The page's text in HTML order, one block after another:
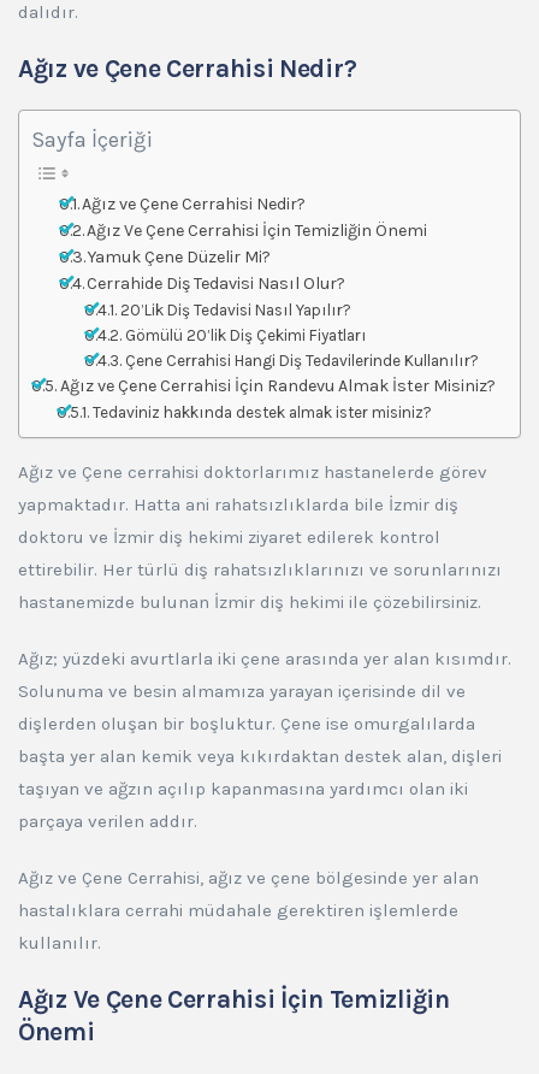
dalıdır.
Ağız ve Çene Cerrahisi Nedir?
Sayfa İçeriği
Ağız ve Çene Cerrahisi Nedir?
Ağız Ve Çene Cerrahisi İçin Temizliğin Önemi
Yamuk Çene Düzelir Mi?
Cerrahide Diş Tedavisi Nasıl Olur?
20’Lik Diş Tedavisi Nasıl Yapılır?
Gömülü 20’lik Diş Çekimi Fiyatları
Çene Cerrahisi Hangi Diş Tedavilerinde Kullanılır?
Ağız ve Çene Cerrahisi İçin Randevu Almak İster Misiniz?
Tedaviniz hakkında destek almak ister misiniz?
Ağız ve Çene cerrahisi doktorlarımız hastanelerde görev
yapmaktadır. Hatta ani rahatsızlıklarda bile İzmir diş
doktoru ve İzmir diş hekimi ziyaret edilerek kontrol
ettirebilir. Her türlü diş rahatsızlıklarınızı ve sorunlarınızı
hastanemizde bulunan İzmir diş hekimi ile çözebilirsiniz.
Ağız; yüzdeki avurtlarla iki çene arasında yer alan kısımdır.
Solunuma ve besin almamıza yarayan içerisinde dil ve
dişlerden oluşan bir boşluktur. Çene ise omurgalılarda
başta yer alan kemik veya kıkırdaktan destek alan, dişleri
taşıyan ve ağzın açılıp kapanmasına yardımcı olan iki
parçaya verilen addır.
Ağız ve Çene Cerrahisi, ağız ve çene bölgesinde yer alan
hastalıklara cerrahi müdahale gerektiren işlemlerde
kullanılır.
Ağız Ve Çene Cerrahisi İçin Temizliğin
Önemi